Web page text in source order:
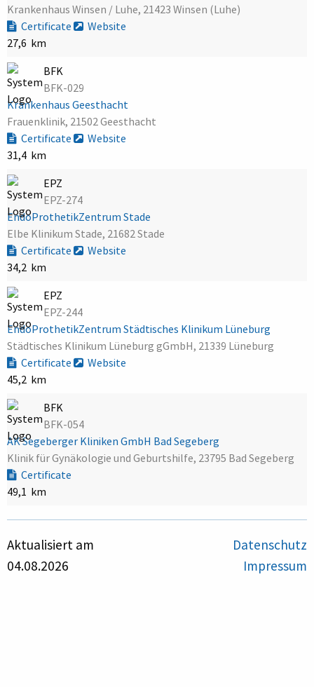
Krankenhaus Winsen / Luhe, 21423 Winsen (Luhe)
Certificate
Website
27,6 km
BFK
BFK-029
Krankenhaus Geesthacht
Frauenklinik, 21502 Geesthacht
Certificate
Website
31,4 km
EPZ
EPZ-274
EndoProthetikZentrum Stade
Elbe Klinikum Stade, 21682 Stade
Certificate
Website
34,2 km
EPZ
EPZ-244
EndoProthetikZentrum Städtisches Klinikum Lüneburg
Städtisches Klinikum Lüneburg gGmbH, 21339 Lüneburg
Certificate
Website
45,2 km
BFK
BFK-054
AK Segeberger Kliniken GmbH Bad Segeberg
Klinik für Gynäkologie und Geburtshilfe, 23795 Bad Segeberg
Certificate
49,1 km
Aktualisiert am
04.08.2026
Datenschutz
Impressum